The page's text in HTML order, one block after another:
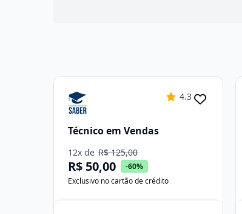
4.3
Técnico em Vendas
12x de R$ 125,00
R$ 50,00
-60%
Exclusivo no cartão de crédito